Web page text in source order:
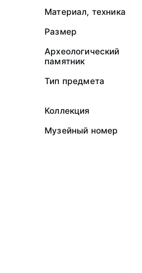
Материал, техника
Размер
Археологический
памятник
Тип предмета
Коллекция
Музейный номер